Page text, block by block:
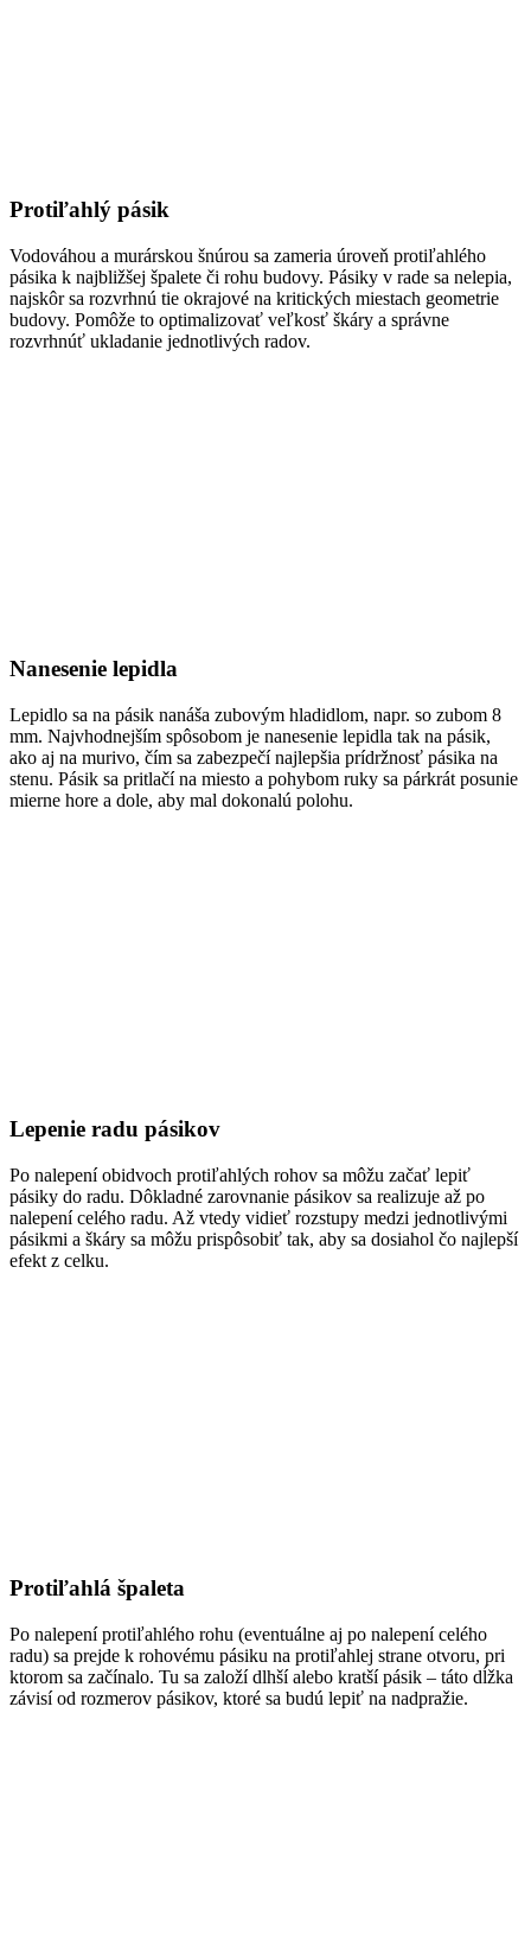
Protiľahlý pásik
Vodováhou a murárskou šnúrou sa zameria úroveň protiľahlého
pásika k najbližšej špalete či rohu budovy. Pásiky v rade sa nelepiа,
najskôr sa rozvrhnú tie okrajové na kritických miestach geometrie
budovy. Pomôže to optimalizovať veľkosť škáry a správne
rozvrhnúť ukladanie jednotlivých radov.
Nanesenie lepidla
Lepidlo sa na pásik nanáša zubovým hladidlom, napr. so zubom 8
mm. Najvhodnejším spôsobom je nanesenie lepidla tak na pásik,
ako aj na murivo, čím sa zabezpečí najlepšia prídržnosť pásika na
stenu. Pásik sa pritlačí na miesto a pohybom ruky sa párkrát posunie
mierne hore a dole, aby mal dokonalú polohu.
Lepenie radu pásikov
Po nalepení obidvoch protiľahlých rohov sa môžu začať lepiť
pásiky do radu. Dôkladné zarovnanie pásikov sa realizuje až po
nalepení celého radu. Až vtedy vidieť rozstupy medzi jednotlivými
pásikmi a škáry sa môžu prispôsobiť tak, aby sa dosiahol čo najlepší
efekt z celku.
Protiľahlá špaleta
Po nalepení protiľahlého rohu (eventuálne aj po nalepení celého
radu) sa prejde k rohovému pásiku na protiľahlej strane otvoru, pri
ktorom sa začínalo. Tu sa založí dlhší alebo kratší pásik – táto dĺžka
závisí od rozmerov pásikov, ktoré sa budú lepiť na nadpražie.